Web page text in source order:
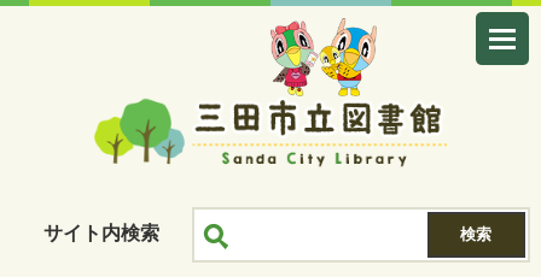
サイト内検索